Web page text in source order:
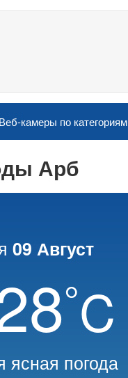
Веб-камеры по категориям
Арб
09 Август
°C
ясная погода